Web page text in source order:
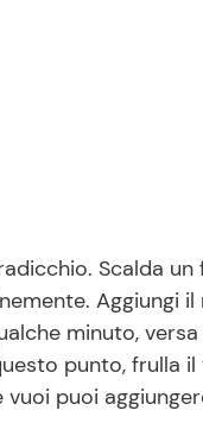
Scalda un
Aggiungi
minuto, versa
punto, frulla
puoi